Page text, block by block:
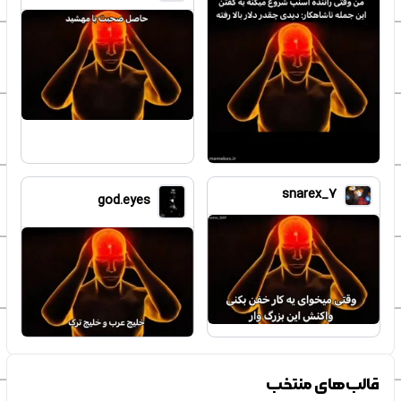
snarex_7
god.eyes
قالب‌های منتخب